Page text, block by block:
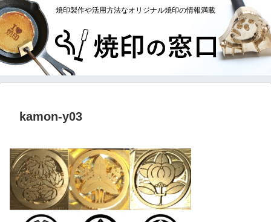
焼印製作や活用方法なオリジナル焼印の情報満載
kamon-y03